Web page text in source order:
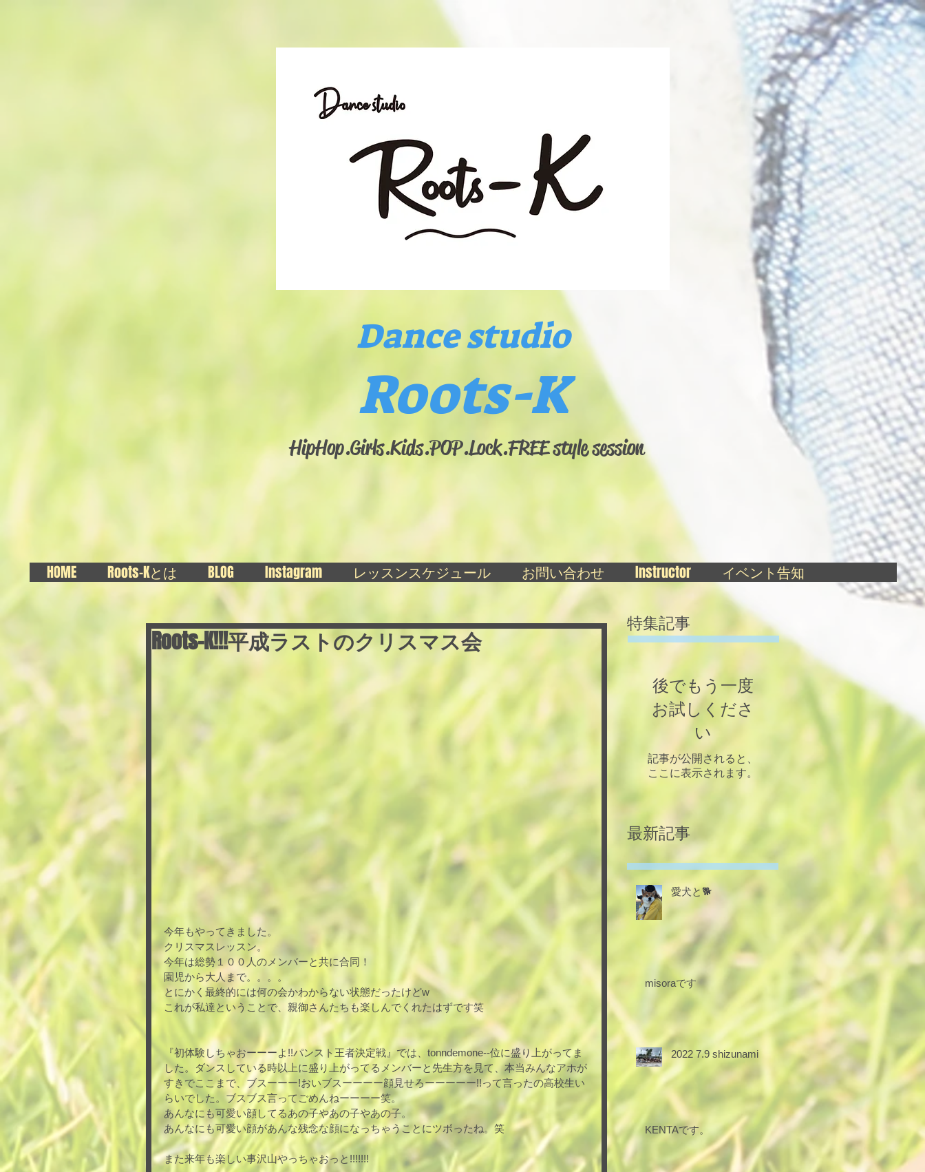
Dance studio
Roots-K
HipHop.Girls.​Kids.POP.Lock.FREE style session
HOME Roots-Kとは BLOG Instagram レッスンスケジュール お問い合わせ Instructor イベント告知
Roots-K!!!平成ラストのクリスマス会
今年もやってきました。
クリスマスレッスン。
今年は総勢１００人のメンバーと共に合同！
園児から大人まで。。。。
とにかく最終的には何の会かわからない状態だったけどw
これが私達ということで、親御さんたちも楽しんでくれたはずです笑
『初体験しちゃおーーーよ!!パンスト王者決定戦』では、tonndemone--位に盛り上がってま
した。ダンスしている時以上に盛り上がってるメンバーと先生方を見て、本当みんなアホが
すきでここまで、ブスーーー!おいブスーーーー顔見せろーーーーー!!って言ったの高校生い
らいでした。ブスブス言ってごめんねーーーー笑。
あんなにも可愛い顔してるあの子やあの子やあの子。
あんなにも可愛い顔があんな残念な顔になっちゃうことにツボったね。笑
また来年も楽しい事沢山やっちゃおっと!!!!!!!
特集記事
後でもう一度
お試しくださ
い
記事が公開されると、
ここに表示されます。
最新記事
愛犬と🐕
misoraです
2022 7.9 shizunami
KENTAです。